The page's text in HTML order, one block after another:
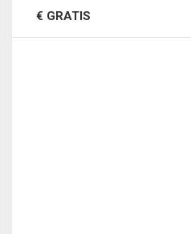
€ GRATIS